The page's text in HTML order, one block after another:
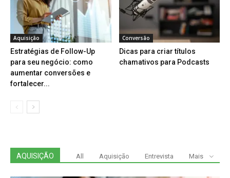
Aquisição
Estratégias de Follow-Up
para seu negócio: como
aumentar conversões e
fortalecer...
Conversão
Dicas para criar títulos
chamativos para Podcasts
AQUISIÇÃO All Aquisição Entrevista Mais